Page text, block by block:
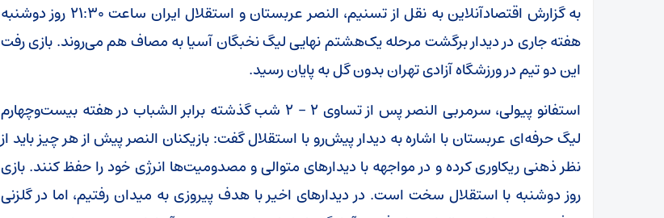
به گزارش اقتصادآنلاین به نقل از تسنیم، النصر عربستان و استقلال ایران ساعت ۲۱:۳۰ روز دوشنبه
هفته جاری در دیدار برگشت مرحله یک‌هشتم نهایی لیگ نخبگان آسیا به مصاف هم می‌روند. بازی رفت
این دو تیم در ورزشگاه آزادی تهران بدون گل به پایان رسید.
استفانو پیولی، سرمربی النصر پس از تساوی ۲ – ۲ شب گذشته برابر الشباب در هفته بیست‌وچهارم
لیگ حرفه‌ای عربستان با اشاره به دیدار پیش‌رو با استقلال گفت: بازیکنان النصر پیش از هر چیز باید از
نظر ذهنی ریکاوری کرده و در مواجهه با دیدار‌های متوالی و مصدومیت‌ها انرژی خود را حفظ کنند. بازی
روز دوشنبه با استقلال سخت است. در دیدار‌های اخیر با هدف پیروزی به میدان رفتیم، اما در گلزنی